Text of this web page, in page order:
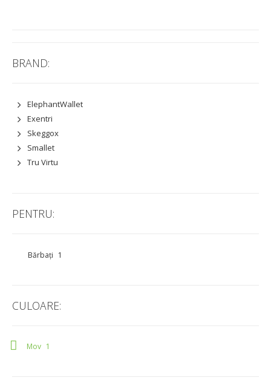
BRAND:
ElephantWallet
Exentri
Skeggox
Smallet
Tru Virtu
PENTRU:
Bărbați 1
CULOARE:
Mov 1